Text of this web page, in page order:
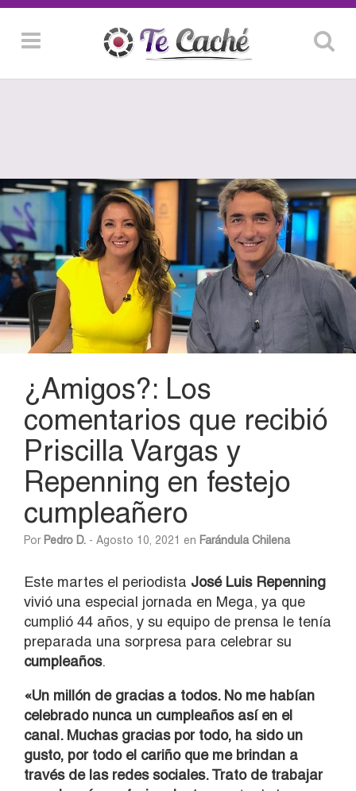
¿Amigos?: Los
comentarios que recibió
Priscilla Vargas y
Repenning en festejo
cumpleañero
Por Pedro D. - Agosto 10, 2021 en Farándula Chilena
Este martes el periodista José Luis Repenning
vivió una especial jornada en Mega, ya que
cumplió 44 años, y su equipo de prensa le tenía
preparada una sorpresa para celebrar su
cumpleaños.
«Un millón de gracias a todos. No me habían
celebrado nunca un cumpleaños así en el
canal. Muchas gracias por todo, ha sido un
gusto, por todo el cariño que me brindan a
través de las redes sociales. Trato de trabajar